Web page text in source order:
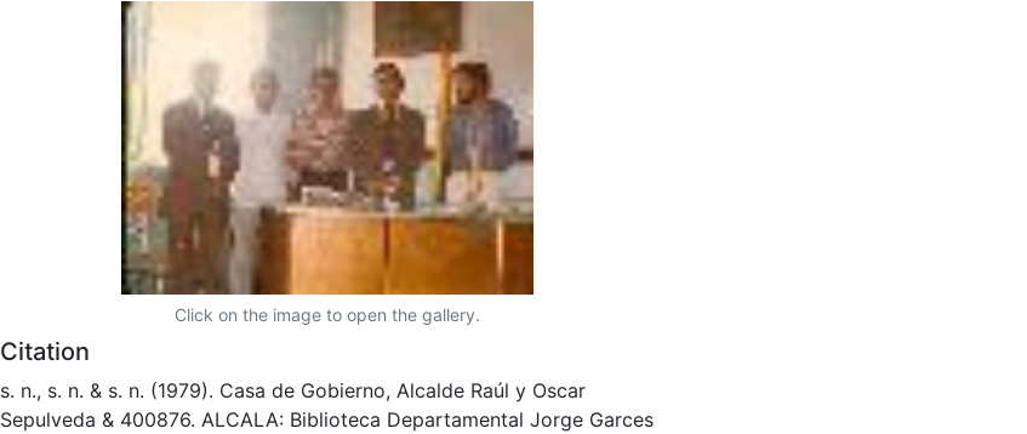
Click on the image to open the gallery.
Citation
s. n., s. n. & s. n. (1979). Casa de Gobierno, Alcalde Raúl y Oscar
Sepulveda & 400876. ALCALA: Biblioteca Departamental Jorge Garces